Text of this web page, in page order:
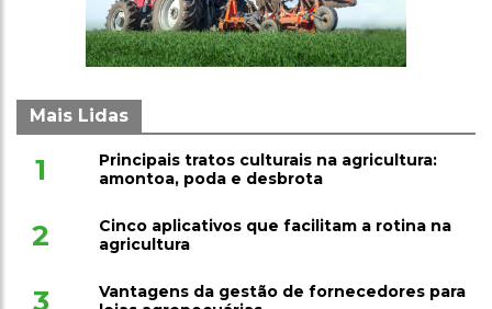
Mais Lidas
1
Principais tratos culturais na agricultura:
amontoa, poda e desbrota
2
Cinco aplicativos que facilitam a rotina na
agricultura
3
Vantagens da gestão de fornecedores para